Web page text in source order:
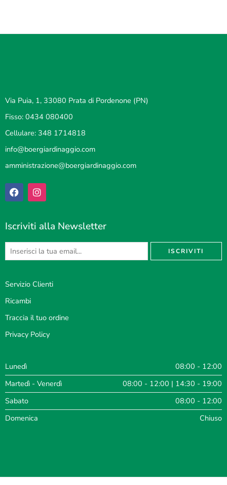
Via Puia, 1, 33080 Prata di Pordenone (PN)
Fisso: 0434 080400
Cellulare: 348 1714818
info@boergiardinaggio.com
amministrazione@boergiardinaggio.com
Iscriviti alla Newsletter
Servizio Clienti
Ricambi
Traccia il tuo ordine
Privacy Policy
Lunedì
08:00 - 12:00
Martedì - Venerdì
08:00 - 12:00 | 14:30 - 19:00
Sabato
08:00 - 12:00
Domenica
Chiuso